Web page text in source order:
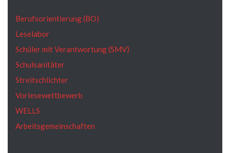
Berufsorientierung (BO)
Leselabor
Schüler mit Verantwortung (SMV)
Schulsanitäter
Streitschlichter
Vorlesewettbewerb
WELLS
Arbeitsgemeinschaften